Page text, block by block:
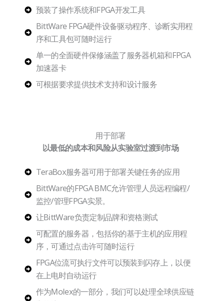
预装了操作系统和FPGA开发工具
BittWare FPGA硬件设备驱动程序、诊断实用程
序和工具包可随时运行
单一的全面硬件保修涵盖了服务器机箱和FPGA
加速器卡
可根据要求提供技术支持和设计服务
用于部署
以最低的成本和风险从实验室过渡到市场
TeraBox服务器可用于部署关键任务的应用
BittWare的FPGA BMC允许管理人员远程编程/
监控/管理FPGA实景。
让BittWare负责定制品牌和资格测试
可配置的服务器，包括你的基于主机的应用程
序，可通过点击许可随时运行
FPGA位流可执行文件可以预装到闪存上，以便
在上电时自动运行
作为Molex的一部分，我们可以处理全球供应链